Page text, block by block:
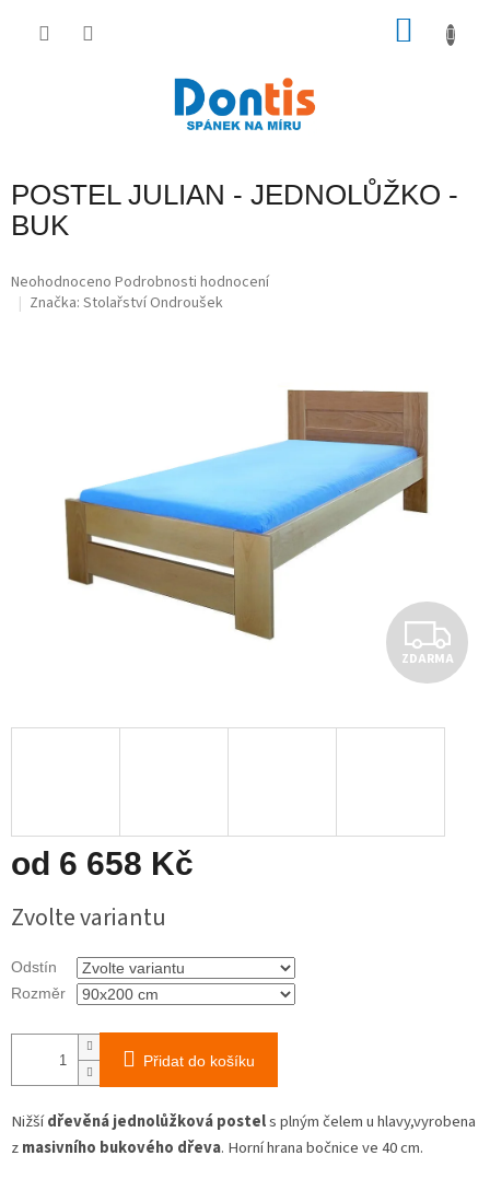
POSTEL JULIAN - JEDNOLŮŽKO -
BUK
Průměrné
hodnocení
Neohodnoceno Podrobnosti hodnocení
Značka: Stolařství Ondroušek
Z
D
ZDARMA
od 6 658 Kč
cena:
Zvolte variantu
Odstín
Rozměr
Přidat do košíku
Nižšídřevěná jednolůžková postels plným čelem u hlavy,vyrobena
zmasivního bukového dřeva. Horní hrana bočnice ve 40 cm.